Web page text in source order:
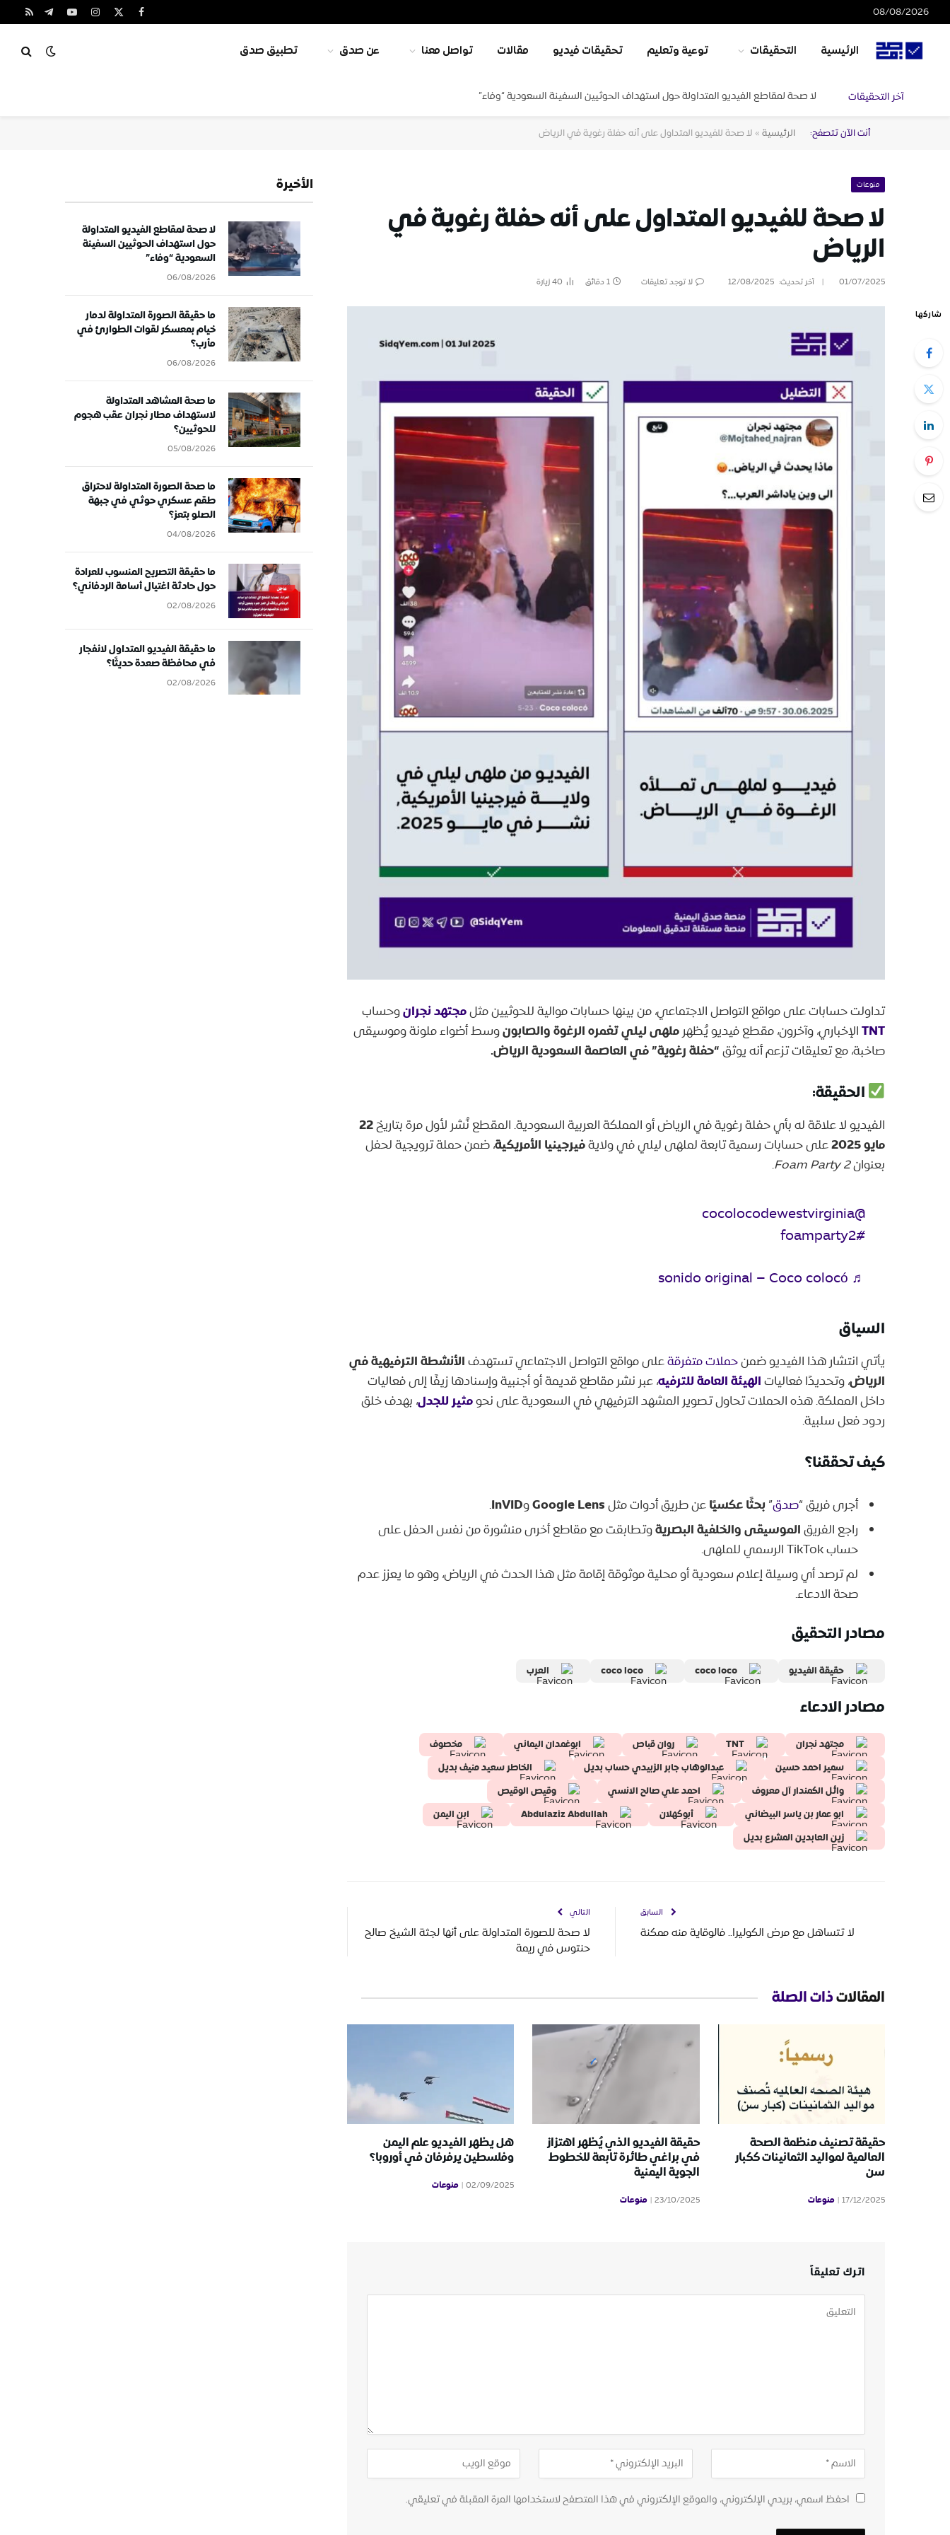
08/08/2026 فيسبوك
X
الانستغراميوتيوبتيلقرامRSS
الرئيسية التحقيقات توعية وتعليم تحقيقات فيديو مقالات تواصل معنا عن صدق تطبيق صدق
آخر التحقيقات لا صحة لمقاطع الفيديو المتداولة حول استهداف الحوثيين السفينة السعودية “وفاء”
أنت الآن تتصفح: الرئيسية» لا صحة للفيديو المتداول على أنه حفلة رغوية في الرياض
منوعات
لا صحة للفيديو المتداول على أنه حفلة رغوية في
الرياض
01/07/2025 آخر تحديث: 12/08/2025 لا توجد تعليقات 1 دقائق 40زيارة
شاركها
تداولت حسابات على مواقع التواصل الاجتماعي، من بينها حسابات موالية للحوثيين مثلمجتهد نجرانوحساب
TNTالإخباري، وآخرون، مقطع فيديو يُظهر ملهى ليلي تغمره الرغوة والصابونوسط أضواء ملونة وموسيقى
صاخبة، مع تعليقات تزعم أنه يوثق“حفلة رغوية” في العاصمة السعودية الرياض.
الحقيقة:
الفيديو لا علاقة له بأي حفلة رغوية في الرياض أو المملكة العربية السعودية. المقطع نُشر لأول مرة بتاريخ22
مايو 2025
على حسابات رسمية تابعة لملهى ليلي في ولايةفيرجينيا الأمريكية، ضمن حملة ترويجية لحفل
بعنوانFoam Party 2
.
@cocolocodewestvirginia
#foamparty2
♬ sonido original – Coco colocó
السياق
يأتي انتشار هذا الفيديو ضمنحملات متفرقةعلى مواقع التواصل الاجتماعي تستهدفالأنشطة الترفيهية في
الرياض، وتحديدًا فعالياتالهيئة العامة للترفيه، عبر نشر مقاطع قديمة أو أجنبية وإسنادها زيفًا إلى فعاليات
داخل المملكة. هذه الحملات تحاول تصوير المشهد الترفيهي في السعودية على نحومثير للجدل، بهدف خلق
ردود فعل سلبية.
كيف تحققنا؟
أجرى فريق “صدق” بحثًا عكسيًاعن طريق أدوات مثلGoogle LensوInVID
.
راجع الفريقالموسيقى والخلفية البصريةوتطابقت مع مقاطع أخرى منشورة من نفس الحفل على
حساب TikTok الرسمي للملهى.
لم ترصد أي وسيلة إعلام سعودية أو محلية موثوقة إقامة مثل هذا الحدث في الرياض، وهو ما يعزز عدم
صحة الادعاء.
مصادر التحقيق
حقيقة الفيديو coco loco
coco loco العرب
مصادر الادعاء
مجتهد نجران TNT روان قباص ابوغمدان اليماني
مخصوف
سمير احمد حسين
عبدالوهاب جابر الزبيدي حساب بديل
الخاطر سعيد منيف بديل
وائل الكمندار آل معروف
احمد علي صالح الانسي
وقيص الوقيص
ابو عمار بن ياسر البيضاني
أبوكهلان Abdulaziz Abdullah
ابن اليمن
زين العابدين المشرع بديل
السابق
لا تتساهل مع مرض الكوليرا.. فالوقاية منه ممكنة
التالي
لا صحة للصورة المتداولة على أنها لجثة الشيخ صالح
حنتوس في ريمة
المقالاتذات الصلة
حقيقة تصنيف منظمة الصحة
العالمية لمواليد الثمانينات ككبار
سن
17/12/2025 منوعات
حقيقة الفيديو الذي يُظهر اهتزاز
في براغي طائرة تابعة للخطوط
الجوية اليمنية
23/10/2025 منوعات
هل يظهر الفيديو علم اليمن
وفلسطين يرفرفان في أوروبا؟
02/09/2025 منوعات
اترك تعليقاً
احفظ اسمي، بريدي الإلكتروني، والموقع الإلكتروني في هذا المتصفح لاستخدامها المرة المقبلة في تعليقي.
الأخيرة
لا صحة لمقاطع الفيديو المتداولة
حول استهداف الحوثيين السفينة
السعودية “وفاء”
06/08/2026
ما حقيقة الصورة المتداولة لدمار
خيام بمعسكر لقوات الطوارئ في
مأرب؟
06/08/2026
ما صحة المشاهد المتداولة
لاستهداف مطار نجران عقب هجوم
للحوثيين؟
05/08/2026
ما صحة الصورة المتداولة لاحتراق
طقم عسكري حوثي في جبهة
الصلو بتعز؟
04/08/2026
ما حقيقة التصريح المنسوب للعرادة
حول حادثة اغتيال أسامة الردفاني؟
02/08/2026
ما حقيقة الفيديو المتداول لانفجار
في محافظة صعدة حديثًا؟
02/08/2026